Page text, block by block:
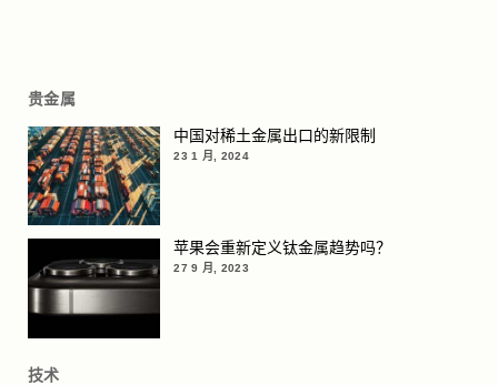
贵金属
中国对稀土金属出口的新限制
23 1 月, 2024
苹果会重新定义钛金属趋势吗？
27 9 月, 2023
技术